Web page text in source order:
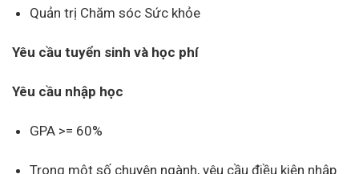
Quản trị Chăm sóc Sức khỏe
Yêu cầu tuyển sinh và học phí
Yêu cầu nhập học
GPA >= 60%
Trong một số chuyên ngành, yêu cầu điều kiện nhập